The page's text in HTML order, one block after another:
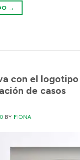
→
con el logotipo
de casos
BY FIONA